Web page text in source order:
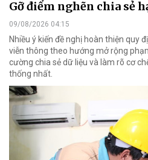
Gỡ điểm nghẽn chia sẻ
09/08/2026 04:15
Nhiều ý kiến đề nghị hoàn thiện quy
viễn thông theo hướng mở rộng
cường chia sẻ dữ liệu và làm rõ cơ
thống nhất.